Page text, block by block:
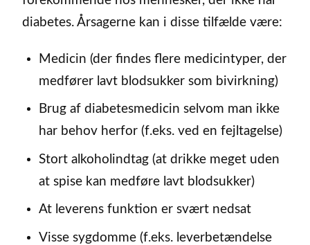
diabetes. Årsagerne kan i disse tilfælde være:
Medicin (der findes flere medicintyper, der
medfører lavt blodsukker som bivirkning)
Brug af diabetesmedicin selvom man ikke
har behov herfor (f.eks. ved en fejltagelse)
Stort alkoholindtag (at drikke meget uden
at spise kan medføre lavt blodsukker)
At leverens funktion er svært nedsat
Visse sygdomme (f.eks. leverbetændelse